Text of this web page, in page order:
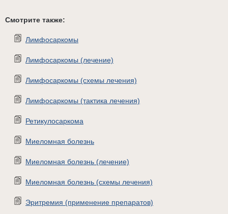
Смотрите также:
Лимфосаркомы
Лимфосаркомы (лечение)
Лимфосаркомы (схемы лечения)
Лимфосаркомы (тактика лечения)
Ретикулосаркома
Миеломная болезнь
Миеломная болезнь (лечение)
Миеломная болезнь (схемы лечения)
Эритремия (применение препаратов)